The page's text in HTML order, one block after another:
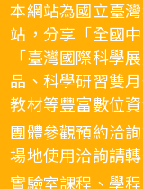
本網站為國立臺
站，分享「全國
「臺灣國際科學
品、科學研習雙
教材等豐富數位資
團體參觀預約洽
場地使用洽詢請
實驗室課程、學